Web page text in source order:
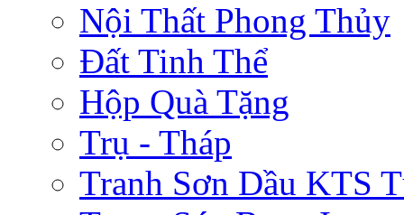
Nội Thất Phong Thủy
Đất Tinh Thể
Hộp Quà Tặng
Trụ - Tháp
Tranh Sơn Dầu KTS